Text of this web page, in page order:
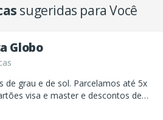
sugeridas para Você
Globo
de grau e de sol. Parcelamos até 5x
visa e master e descontos de